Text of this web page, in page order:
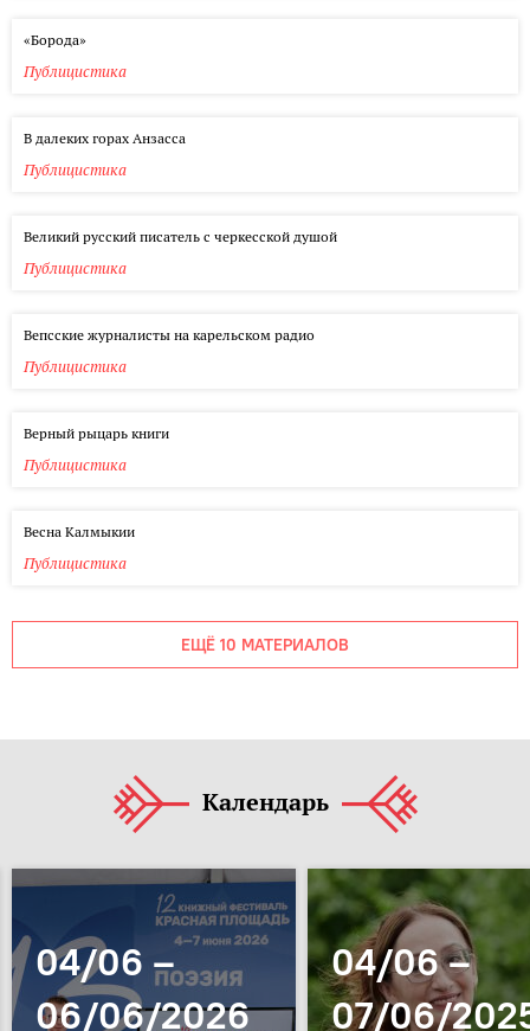
«Борода»
Публицистика
В далеких горах Анзасса
Публицистика
Великий русский писатель с черкесской душой
Публицистика
Вепсские журналисты на карельском радио
Публицистика
Верный рыцарь книги
Публицистика
Весна Калмыкии
Публицистика
ЕЩЁ 10 МАТЕРИАЛОВ
Календарь
04/06 –
06/06/2026
04/06 –
07/06/